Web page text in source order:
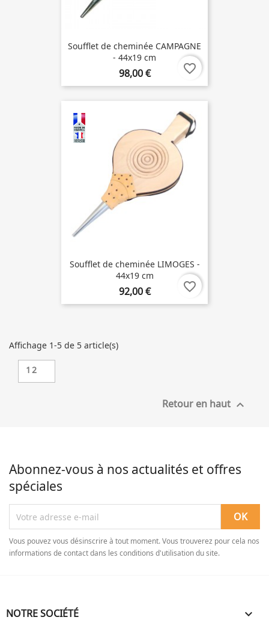
Soufflet de cheminée CAMPAGNE
- 44x19 cm
98,00 € favorite_border
Soufflet de cheminée LIMOGES -
44x19 cm
92,00 € favorite_border
Affichage 1-5 de 5 article(s)
12
Retour en haut 
Abonnez-vous à nos actualités et offres
spéciales
Vous pouvez vous désinscrire à tout moment. Vous trouverez pour cela nos
informations de contact dans les conditions d'utilisation du site.
NOTRE SOCIÉTÉ 